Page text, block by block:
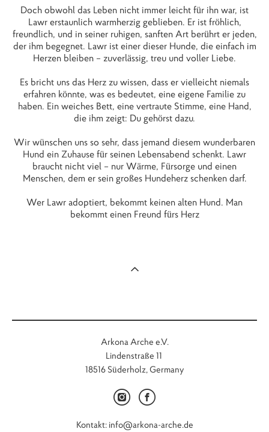
Doch obwohl das Leben nicht immer leicht für ihn war, ist
Lawr erstaunlich warmherzig geblieben. Er ist fröhlich,
freundlich, und in seiner ruhigen, sanften Art berührt er jeden,
der ihm begegnet. Lawr ist einer dieser Hunde, die einfach im
Herzen bleiben – zuverlässig, treu und voller Liebe.
Es bricht uns das Herz zu wissen, dass er vielleicht niemals
erfahren könnte, was es bedeutet, eine eigene Familie zu
haben. Ein weiches Bett, eine vertraute Stimme, eine Hand,
die ihm zeigt: Du gehörst dazu.
Wir wünschen uns so sehr, dass jemand diesem wunderbaren
Hund ein Zuhause für seinen Lebensabend schenkt. Lawr
braucht nicht viel – nur Wärme, Fürsorge und einen
Menschen, dem er sein großes Hundeherz schenken darf.
Wer Lawr adoptiert, bekommt keinen alten Hund. Man
bekommt einen Freund fürs Herz
Arkona Arche e.V.
Lindenstraße 11
18516 Süderholz, Germany
Kontakt: info@arkona-arche.de